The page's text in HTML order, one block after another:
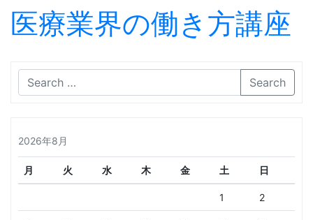
医療業界の働き方講座
Search
2026年8月
月 火 水 木 金 土 日
1 2